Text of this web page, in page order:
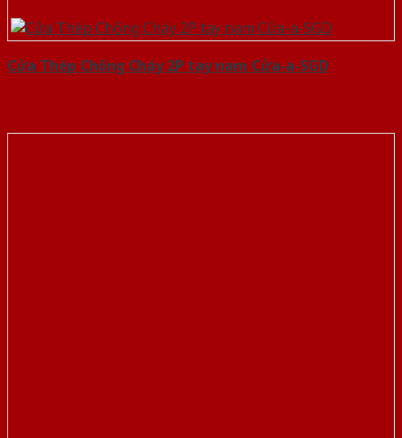
Cửa Thép Chống Cháy 2P tay nam Cửa-a-SGD